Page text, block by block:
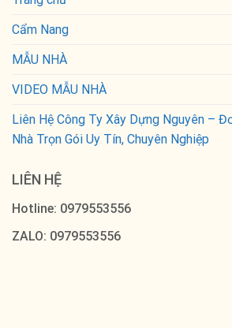
Cẩm Nang
MẪU NHÀ
VIDEO MẪU NHÀ
Liên Hệ Công Ty Xây Dựng Nguyên –
Nhà Trọn Gói Uy Tín, Chuyên Nghiệp
LIÊN HỆ
Hotline: 0979553556
ZALO: 0979553556